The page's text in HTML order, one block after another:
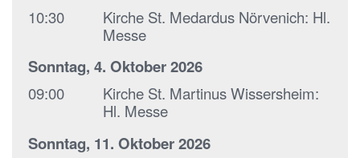
10:30
Kirche St. Medardus Nörvenich: Hl.
Messe
Sonntag, 4. Oktober 2026
09:00
Kirche St. Martinus Wissersheim:
Hl. Messe
Sonntag, 11. Oktober 2026